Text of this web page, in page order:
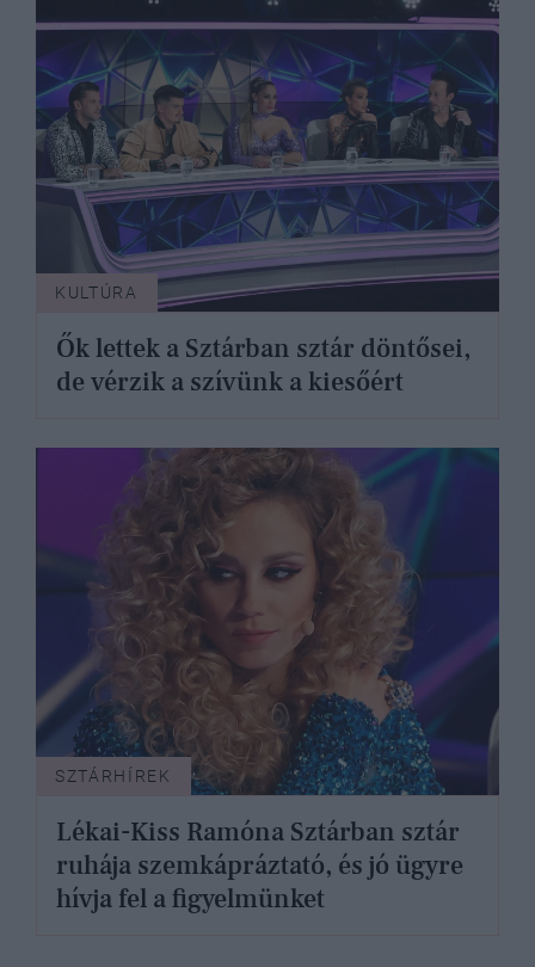
KULTÚRA
Ők lettek a Sztárban sztár döntősei,
de vérzik a szívünk a kiesőért
SZTÁRHÍREK
Lékai-Kiss Ramóna Sztárban sztár
ruhája szemkápráztató, és jó ügyre
hívja fel a figyelmünket